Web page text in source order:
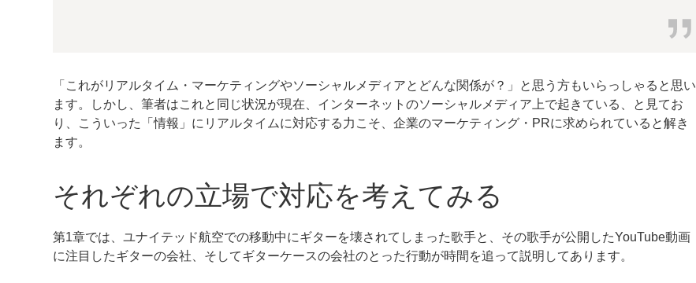
「これがリアルタイム・マーケティングやソーシャルメディアとどんな関係が？」と思う方もいらっしゃると思い
ます。しかし、筆者はこれと同じ状況が現在、インターネットのソーシャルメディア上で起きている、と見てお
り、こういった「情報」にリアルタイムに対応する力こそ、企業のマーケティング・PRに求められていると解き
ます。
それぞれの立場で対応を考えてみる
第1章では、ユナイテッド航空での移動中にギターを壊されてしまった歌手と、その歌手が公開したYouTube動画
に注目したギターの会社、そしてギターケースの会社のとった行動が時間を追って説明してあります。